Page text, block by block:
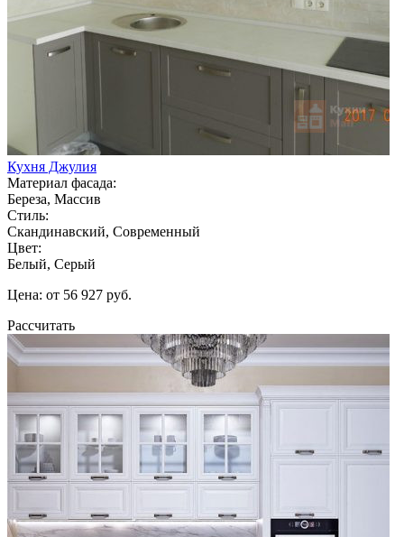
Кухня Джулия
Материал фасада:
Береза, Массив
Стиль:
Скандинавский, Современный
Цвет:
Белый, Серый
Цена: от 56 927 руб.
Рассчитать